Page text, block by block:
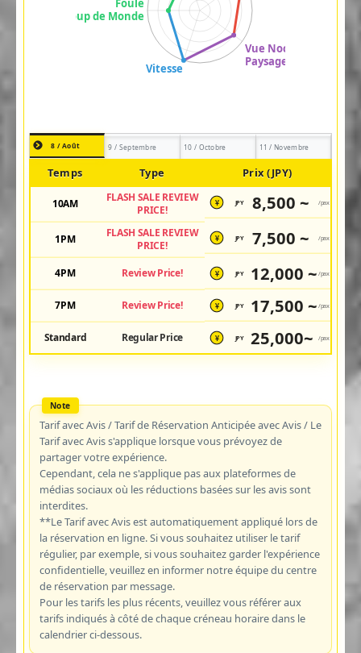
8 / Août 9 / Septembre 10 / Octobre 11 / Novembre
Temps Type Prix (JPY)
10AM
FLASH SALE REVIEW
PRICE!
¥ JPY 8,500 ~ /pax
1PM
FLASH SALE REVIEW
PRICE!
¥ JPY 7,500 ~ /pax
4PM Review Price! ¥ JPY 12,000 ~ /pax
7PM Review Price! ¥ JPY 17,500 ~ /pax
Standard Regular Price ¥ JPY 25,000~ /pax
Tarif avec Avis / Tarif de Réservation Anticipée avec Avis / Le
Tarif avec Avis s'applique lorsque vous prévoyez de
partager votre expérience.
Cependant, cela ne s'applique pas aux plateformes de
médias sociaux où les réductions basées sur les avis sont
interdites.
**Le Tarif avec Avis est automatiquement appliqué lors de
la réservation en ligne. Si vous souhaitez utiliser le tarif
régulier, par exemple, si vous souhaitez garder l'expérience
confidentielle, veuillez en informer notre équipe du centre
de réservation par message.
Pour les tarifs les plus récents, veuillez vous référer aux
tarifs indiqués à côté de chaque créneau horaire dans le
calendrier ci-dessous.